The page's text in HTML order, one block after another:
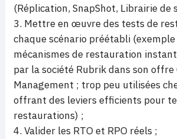
(Réplication, SnapShot, Librairie de
3. Mettre en œuvre des tests de
chaque scénario préétabli (exemple
mécanismes de restauration
par la société Rubrik dans son offre
Management ; trop peu utilisées
offrant des leviers efficients pour
restaurations) ;
4. Valider les RTO et RPO réels ;